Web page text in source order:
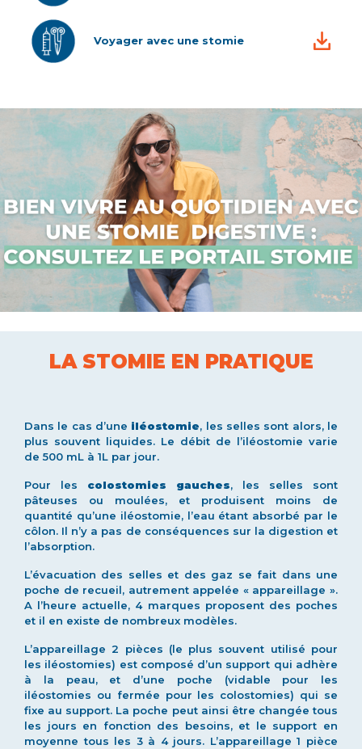
Voyager avec une stomie
LA STOMIE EN PRATIQUE
Dans le cas d’une iléostomie, les selles sont alors, le
plus souvent liquides. Le débit de l’iléostomie varie
de 500 mL à 1L par jour.
Pour les colostomies gauches, les selles sont
pâteuses ou moulées, et produisent moins de
quantité qu’une iléostomie, l’eau étant absorbé par le
côlon. Il n’y a pas de conséquences sur la digestion et
l’absorption.
L’évacuation des selles et des gaz se fait dans une
poche de recueil, autrement appelée « appareillage ».
A l’heure actuelle, 4 marques proposent des poches
et il en existe de nombreux modèles.
L’appareillage 2 pièces (le plus souvent utilisé pour
les iléostomies) est composé d’un support qui adhère
à la peau, et d’une poche (vidable pour les
iléostomies ou fermée pour les colostomies) qui se
fixe au support. La poche peut ainsi être changée tous
les jours en fonction des besoins, et le support en
moyenne tous les 3 à 4 jours. L’appareillage 1 pièce